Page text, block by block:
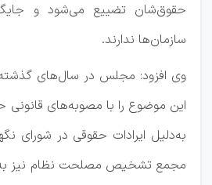
حقوق‌شان تضییع می‌شود و
سازمان‌ها ندارند.
وی افزود: مجلس در سال‌های
این موضوع را با مصوبه‌های قانونی
به‌دلیل ایرادات حقوقی در شورای
مجمع تشخیص مصلحت نظام نیز